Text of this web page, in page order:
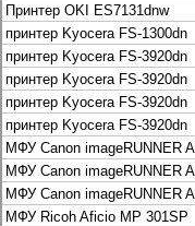
ГК
МФУ,
Принтеры и
Плоттеры и
МФУ,